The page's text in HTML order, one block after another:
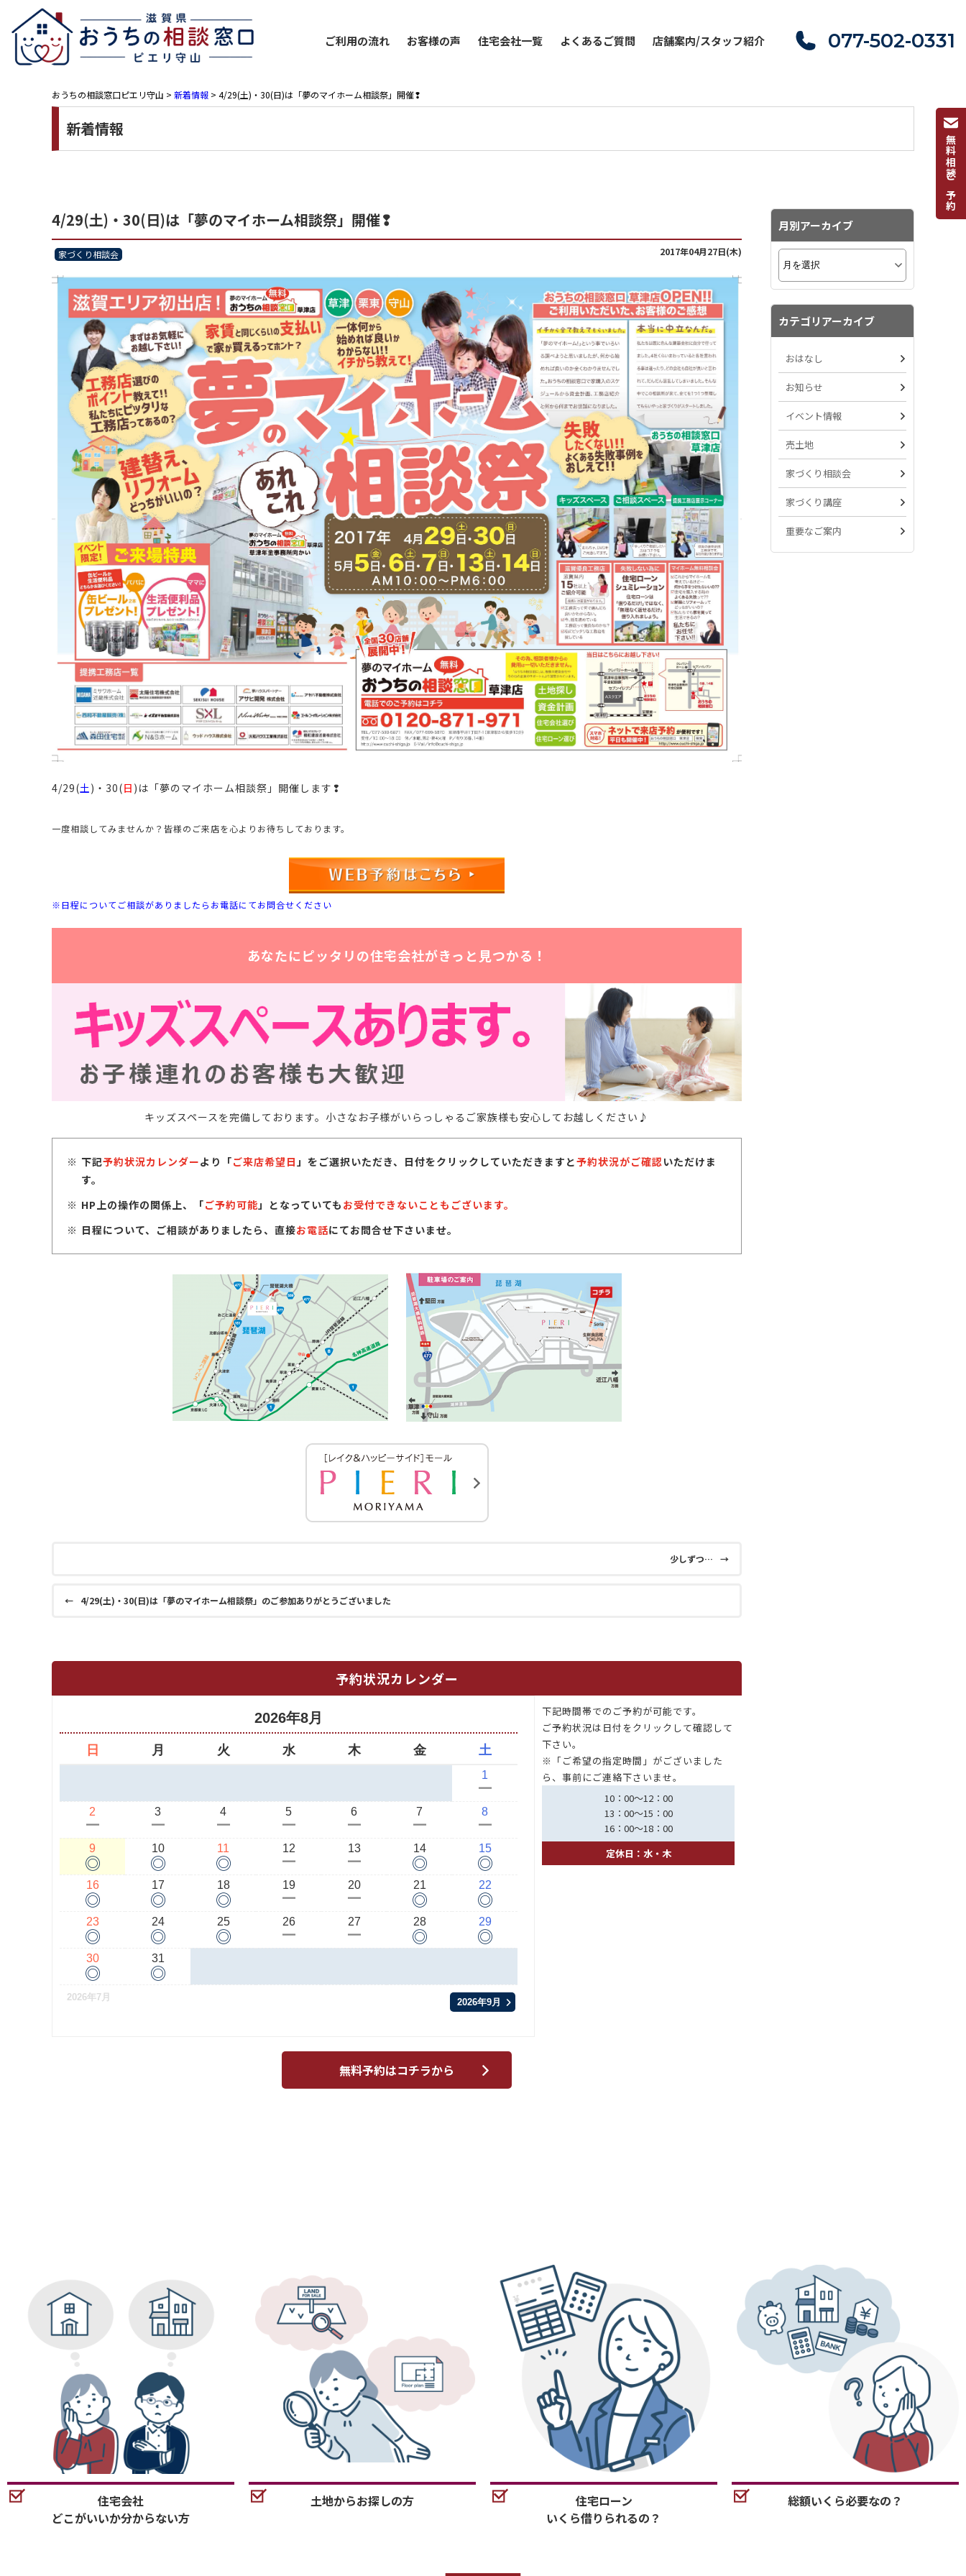
ご利用の流れ お客様の声 住宅会社一覧 よくあるご質問 店舗案内/スタッフ紹介 077-502-0331
無料相談ご予約
おうちの相談窓口ピエリ守山 > 新着情報 > 4/29(土)・30(日)は「夢のマイホーム相談祭」開催❢
新着情報
4/29(土)・30(日)は「夢のマイホーム相談祭」開催❢
家づくり相談会 2017年04月27日(木)
4/29(土)・30(日 )は「夢のマイホーム相談祭」開催します❢
一度相談してみませんか？ 皆様のご来店を心よりお待ちしております。
※日程についてご相談がありましたらお電話にてお問合せください
あなたにピッタリの住宅会社がきっと見つかる！
キッズスペースを完備しております。小さなお子様がいらっしゃるご家族様も安心してお越しください♪
下記予約状況カレンダーより「ご来店希望日 」をご選択いただき、日付をクリックしていただきますと予約状況がご確認 いただけま
す。
HP上の操作の関係上、「ご予約可能」となっていても お受付できないこともございます。
日程について、ご相談がありましたら、直接お電話にてお問合せ下さいませ。
少しずつ… →
← 4/29(土)・30(日)は「夢のマイホーム相談祭」のご参加ありがとうございました
予約状況カレンダー
2026年8月
日 月 火 水 木 金 土
1
ー
2
ー
3
ー
4
ー
5
ー
6
ー
7
ー
8
ー
9
◎
10
◎
11
◎
12
ー
13
ー
14
◎
15
◎
16
◎
17
◎
18
◎
19
ー
20
ー
21
◎
22
◎
23
◎
24
◎
25
◎
26
ー
27
ー
28
◎
29
◎
30
◎
31
◎
2026年7月 2026年9月
下記時間帯でのご予約が可能です。
ご予約状況は日付をクリックして確認して
下さい。
※「ご希望の指定時間」がございました
ら、事前にご連絡下さいませ。
10：00～12：00
13：00～15：00
16：00～18：00
定休日：水・木
無料予約はコチラから
月別アーカイブ
カテゴリアーカイブ
おはなし
お知らせ
イベント情報
売土地
家づくり相談会
家づくり講座
重要なご案内
住宅会社
どこがいいか分からない方
土地からお探しの方
住宅ローン
いくら借りられるの？
総額いくら必要なの？